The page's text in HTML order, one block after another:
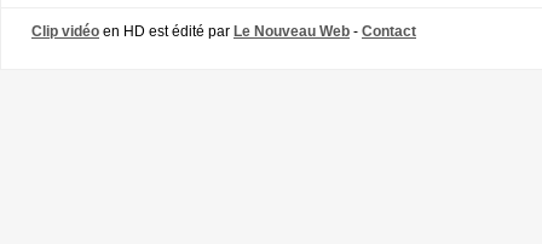
Clip vidéo en HD est édité par Le Nouveau Web - Contact